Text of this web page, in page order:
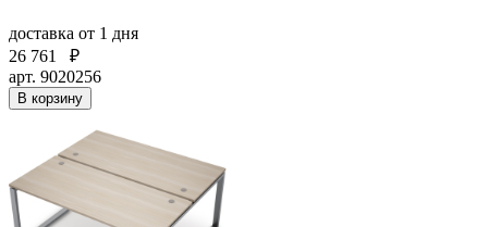
доставка от 1 дня
26 761
₽
арт. 9020256
В корзину